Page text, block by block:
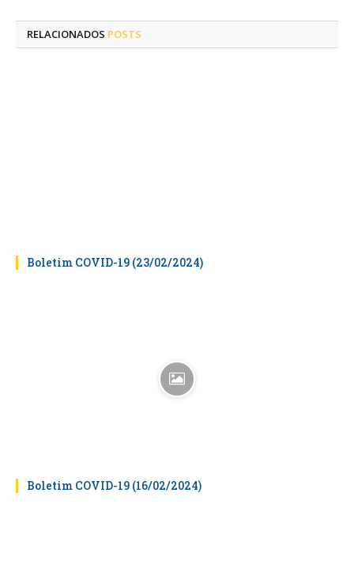
RELACIONADOS POSTS
Boletim COVID-19 (23/02/2024)
Boletim COVID-19 (16/02/2024)